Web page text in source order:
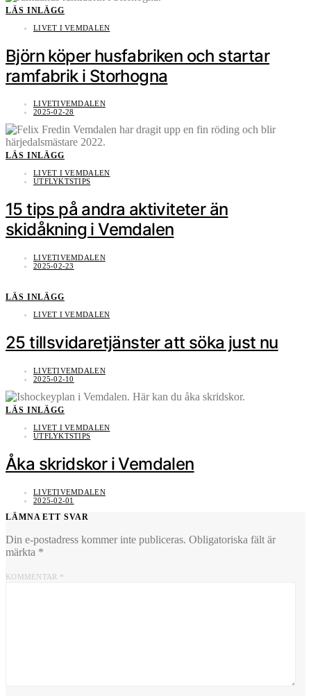
LÄS INLÄGG
LIVET I VEMDALEN
Björn köper husfabriken och startar
ramfabrik i Storhogna
LIVETIVEMDALEN
2025-02-28
LÄS INLÄGG
LIVET I VEMDALEN
UTFLYKTSTIPS
15 tips på andra aktiviteter än
skidåkning i Vemdalen
LIVETIVEMDALEN
2025-02-23
LÄS INLÄGG
LIVET I VEMDALEN
25 tillsvidaretjänster att söka just nu
LIVETIVEMDALEN
2025-02-10
LÄS INLÄGG
LIVET I VEMDALEN
UTFLYKTSTIPS
Åka skridskor i Vemdalen
LIVETIVEMDALEN
2025-02-01
LÄMNA ETT SVAR
Din e-postadress kommer inte publiceras. Obligatoriska fält är
märkta *
KOMMENTAR *